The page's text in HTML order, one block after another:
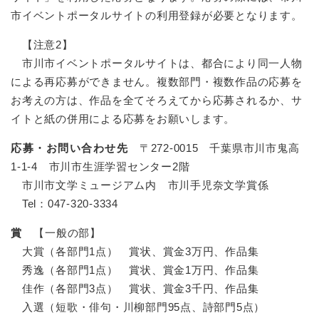
市イベントポータルサイトの利用登録が必要となります。
【注意2】
市川市イベントポータルサイトは、都合により同一人物
による再応募ができません。複数部門・複数作品の応募を
お考えの方は、作品を全てそろえてから応募されるか、サ
イトと紙の併用による応募をお願いします。
応募・お問い合わせ先 〒272-0015 千葉県市川市鬼高
1-1-4 市川市生涯学習センター2階
市川市文学ミュージアム内 市川手児奈文学賞係
Tel：047-320-3334
賞 【一般の部】
大賞（各部門1点） 賞状、賞金3万円、作品集
秀逸（各部門1点） 賞状、賞金1万円、作品集
佳作（各部門3点） 賞状、賞金3千円、作品集
入選（短歌・俳句・川柳部門95点、詩部門5点）